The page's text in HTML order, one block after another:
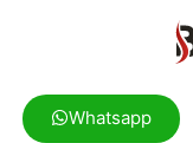
Whatsapp